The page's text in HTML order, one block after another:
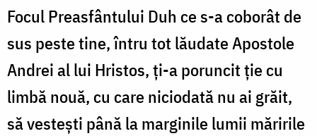
Focul Preasfântului Duh ce s-a coborât de
sus peste tine, întru tot lăudate Apostole
Andrei al lui Hristos, ţi-a poruncit ţie cu
limbă nouă, cu care niciodată nu ai grăit,
să vesteşti până la marginile lumii măririle